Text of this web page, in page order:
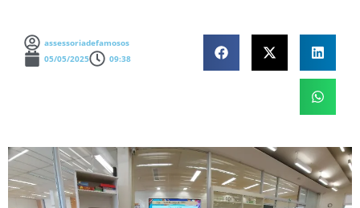
assessoriadefamosos
05/05/2025
09:38